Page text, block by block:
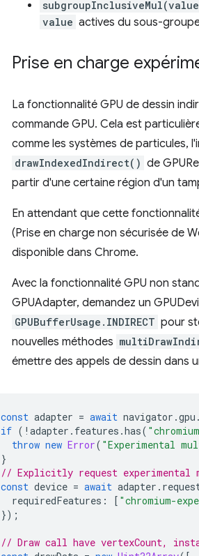
value actives du sous-
Prise en charge
La fonctionnalité GPU de dessin
commande GPU. Cela est
comme les systèmes de particules,
drawIndexedIndirect() de
partir d'une certaine région d'un
En attendant que cette
(Prise en charge non sécurisée de
disponible dans Chrome.
Avec la fonctionnalité GPU non
GPUAdapter, demandez un
GPUBufferUsage.INDIRECT pour
nouvelles méthodes
émettre des appels de dessin dans
const adapter = await navigator .gpu .
if ( ! adapter . features .has(
throw new Error( "Experimental
}
// Explicitly request experimental
const device = await adapter .
requiredFeatures : [ "chromium-
});
// Draw call have vertexCount,